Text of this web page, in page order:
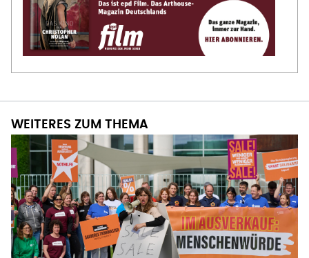
WEITERES ZUM THEMA